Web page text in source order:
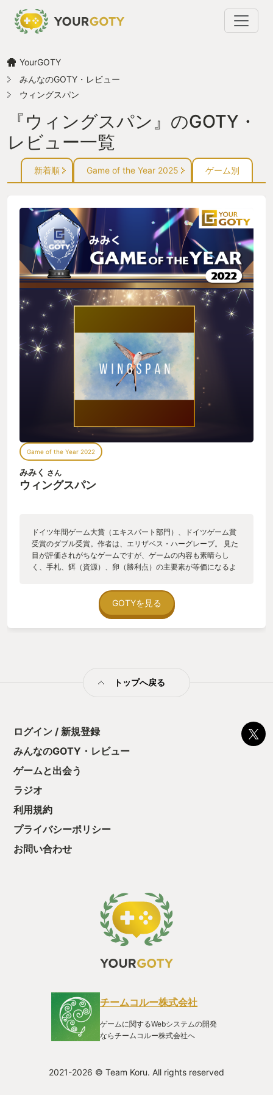
YourGOTY
みんなのGOTY・レビュー
ウィングスパン
『ウィングスパン』のGOTY・
レビュー一覧
新着順 Game of the Year 2025 ゲーム別
Game of the Year 2022
みみく さん
ウィングスパン
ドイツ年間ゲーム大賞（エキスパート部門）、ドイツゲーム賞
受賞のダブル受賞。作者は、エリザベス・ハーグレーブ。 見た
目が評価されがちなゲームですが、ゲームの内容も素晴らし
く、手札、餌（資源）、卵（勝利点）の主要素が等価になるよ
来、上手くプレイ出来ればちゃんと勝つ事が出来ます。プレイ
ヤー同士で不利与える要素がない故にカジュアルに遊んでも、
ゲーム進行に影響が少ないので誰でも遊び易いです。コンポー
GOTYを見る
トップへ戻る
ログイン / 新規登録
みんなのGOTY・レビュー
ゲームと出会う
ラジオ
利用規約
プライバシーポリシー
お問い合わせ
チームコルー株式会社
ゲームに関するWebシステムの開発
ならチームコルー株式会社へ
2021-2026 © Team Koru. All rights reserved